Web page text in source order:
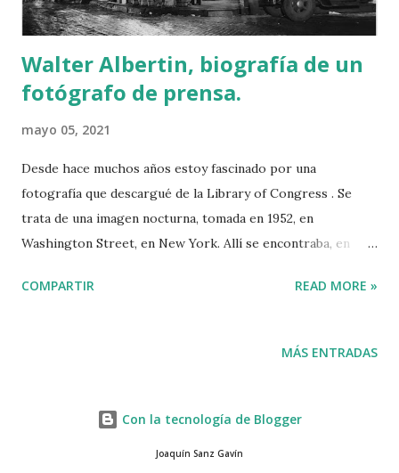
escena. Ofelia se coloca con s...
Walter Albertin, biografía de un
fotógrafo de prensa.
mayo 05, 2021
Desde hace muchos años estoy fascinado por una
fotografía que descargué de la Library of Congress . Se
trata de una imagen nocturna, tomada en 1952, en
Washington Street, en New York. Allí se encontraba, en
York, el mayor de los Estados Unidos. La fotografía
trabajadores del propio mercado, iluminados por bombillas
dos hombres que miran a la cámara. En el primer piso están
COMPARTIR READ MORE »
MÁS ENTRADAS
Con la tecnología de Blogger
Joaquín Sanz Gavín